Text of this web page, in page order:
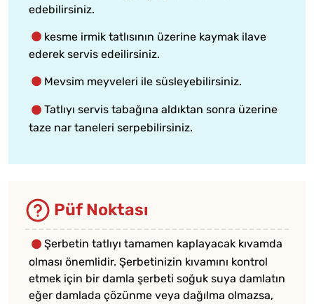
edebilirsiniz.
kesme irmik tatlısının üzerine kaymak ilave
ederek servis edeilirsiniz.
Mevsim meyveleri ile süsleyebilirsiniz.
Tatlıyı servis tabağına aldıktan sonra üzerine
taze nar taneleri serpebilirsiniz.
Püf Noktası
Şerbetin tatlıyı tamamen kaplayacak kıvamda
olması önemlidir. Şerbetinizin kıvamını kontrol
etmek için bir damla şerbeti soğuk suya damlatın
eğer damlada çözünme veya dağılma olmazsa,